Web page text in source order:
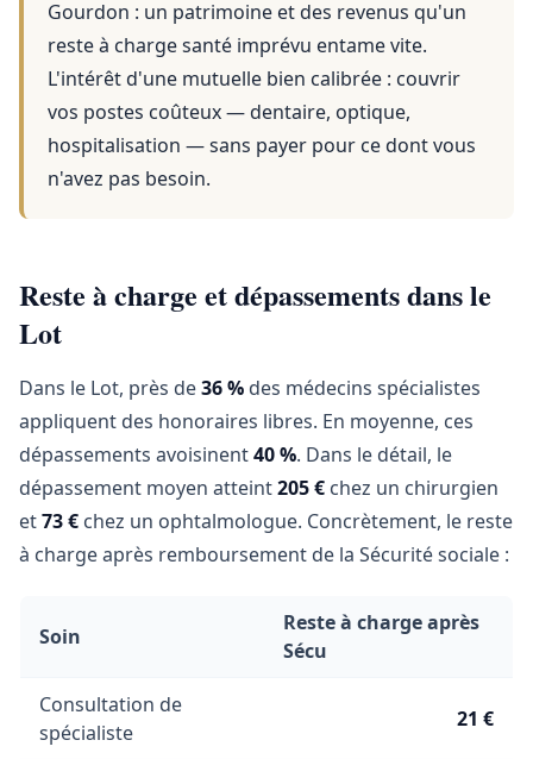
Gourdon : un patrimoine et des revenus qu'un
reste à charge santé imprévu entame vite.
L'intérêt d'une mutuelle bien calibrée : couvrir
vos postes coûteux — dentaire, optique,
hospitalisation — sans payer pour ce dont vous
n'avez pas besoin.
Reste à charge et dépassements dans le
Lot
Dans le Lot, près de36 % des médecins spécialistes
appliquent des honoraires libres. En moyenne, ces
dépassements avoisinent40 %. Dans le détail, le
dépassement moyen atteint205 € chez un chirurgien
et73 € chez un ophtalmologue. Concrètement, le reste
à charge après remboursement de la Sécurité sociale :
Soin
Reste à charge après
Sécu
Consultation de
spécialiste
21 €